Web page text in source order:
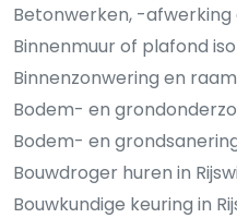
Betonwerken, -afwerking
Binnenmuur of plafond
Binnenzonwering en
Bodem- en
Bodem- en
Bouwdroger huren in
Bouwkundige keuring in